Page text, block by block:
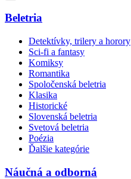
Beletria
Detektívky, trilery a horory
Sci-fi a fantasy
Komiksy
Romantika
Spoločenská beletria
Klasika
Historické
Slovenská beletria
Svetová beletria
Poézia
Ďalšie kategórie
Náučná a odborná